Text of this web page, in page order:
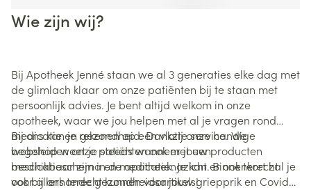
Wie zijn wij?
Bij Apotheek Jenné staan we al 3 generaties elke dag met
de glimlach klaar om onze patiënten bij te staan met
persoonlijk advies. Je bent altijd welkom in onze
apotheek, waar we jou helpen met al je vragen rond
medicatie en gezondheid. Dankzij onze handige
webshop weet je steeds wanneer jouw producten
beschikbaar zijn in de apotheek. Je kan er ook terecht
voor allerhande gezondheidsartikels!
Bij ons kan je rekenen op een vlotte service. We
begeleiden onze patiënten ook met een
medicatieschema en medicatienazicht. Binnenkort zal je
ook bij ons terecht kunnen voor jouw griepprik en Covid